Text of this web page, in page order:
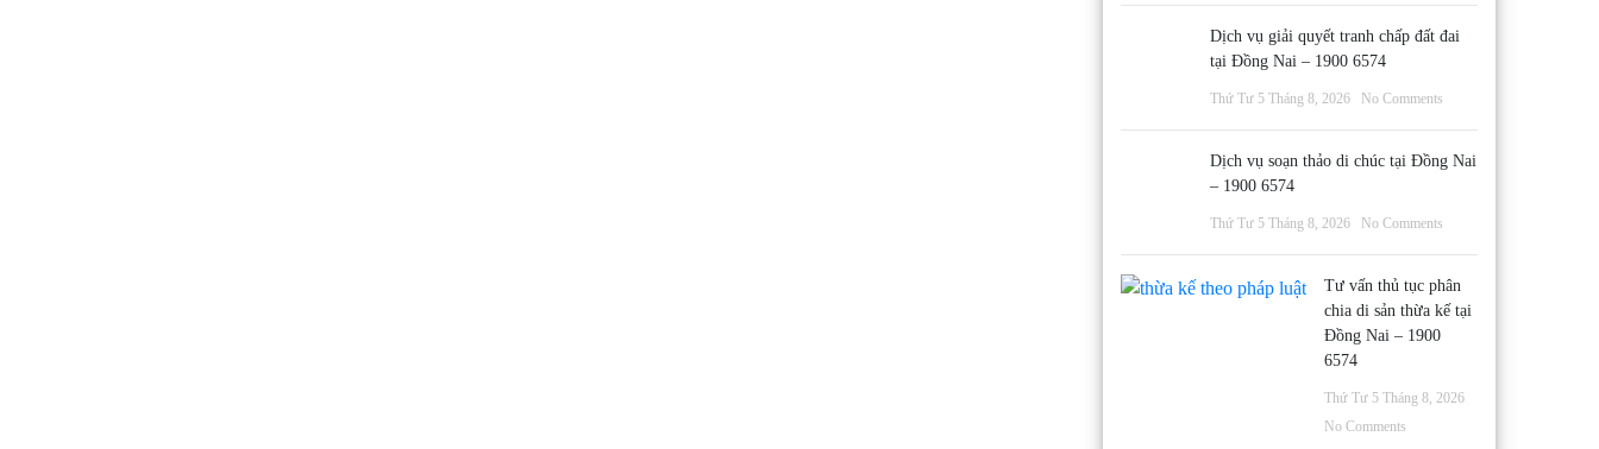
Dịch vụ giải quyết tranh chấp đất đai
tại Đồng Nai – 1900 6574
Thứ Tư 5 Tháng 8, 2026 No Comments
Dịch vụ soạn thảo di chúc tại Đồng Nai
– 1900 6574
Thứ Tư 5 Tháng 8, 2026 No Comments
Tư vấn thủ tục phân
chia di sản thừa kế tại
Đồng Nai – 1900
6574
Thứ Tư 5 Tháng 8, 2026
No Comments